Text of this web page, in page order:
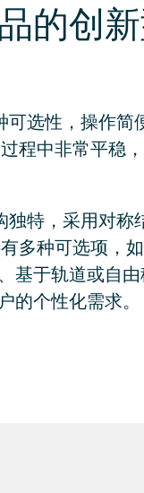
的创
可选性，操作
程中非常平稳
独特，采用对
多种可选项，
基于轨道或自
的个性化需求。